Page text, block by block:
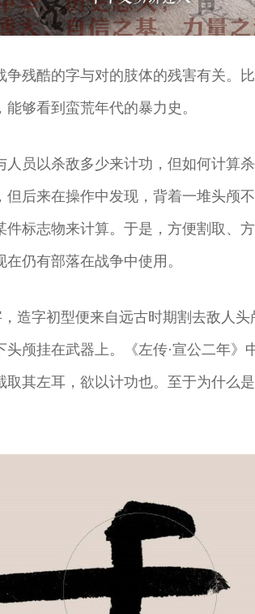
争残酷的字与对的肢体的残害有关。
够看到蛮荒年代的暴力史。
人员以杀敌多少来计功，但如何计算
但后来在操作中发现，背着一堆头颅
件标志物来计算。于是，方便割取、
仍有部落在战争中使用。
，造字初型便来自远古时期割去敌人
头颅挂在武器上。《左传·宣公二年》
取其左耳，欲以计功也。至于为什么